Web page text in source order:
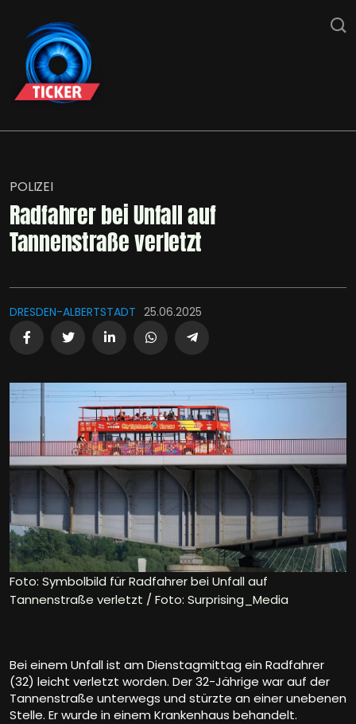
POLIZEI
Radfahrer bei Unfall auf
Tannenstraße verletzt
DRESDEN-ALBERTSTADT 25.06.2025
Foto: Symbolbild für Radfahrer bei Unfall auf
Tannenstraße verletzt / Foto: Surprising_Media
Bei einem Unfall ist am Dienstagmittag ein Radfahrer
(32) leicht verletzt worden. Der 32-Jährige war auf der
Tannenstraße unterwegs und stürzte an einer unebenen
Stelle. Er wurde in einem Krankenhaus behandelt.